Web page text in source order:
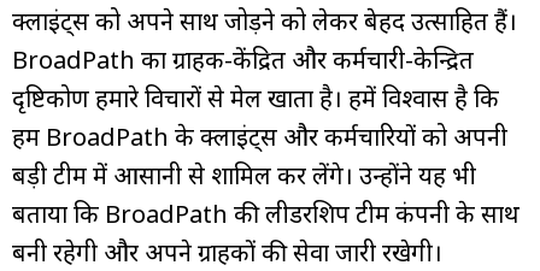
क्लाइंट्स को अपने साथ जोड़ने को लेकर बेहद उत्साहित हैं।
BroadPath का ग्राहक-केंद्रित और कर्मचारी-केन्द्रित
दृष्टिकोण हमारे विचारों से मेल खाता है। हमें विश्वास है कि
हम BroadPath के क्लाइंट्स और कर्मचारियों को अपनी
बड़ी टीम में आसानी से शामिल कर लेंगे। उन्होंने यह भी
बताया कि BroadPath की लीडरशिप टीम कंपनी के साथ
बनी रहेगी और अपने ग्राहकों की सेवा जारी रखेगी।